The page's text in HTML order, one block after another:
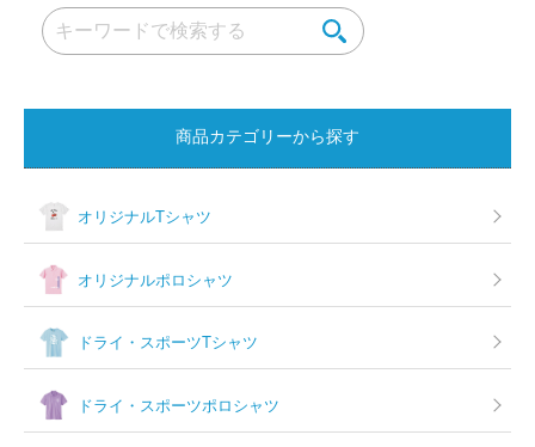
ン
商品カテゴリーから探す
オリジナルTシャツ
オリジナルポロシャツ
ドライ・スポーツTシャツ
ドライ・スポーツポロシャツ